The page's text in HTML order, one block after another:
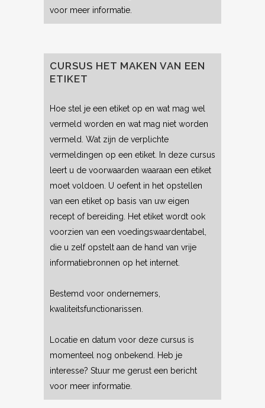
voor meer informatie.
CURSUS HET MAKEN VAN EEN
ETIKET
Hoe stel je een etiket op en wat mag wel
vermeld worden en wat mag niet worden
vermeld. Wat zijn de verplichte
vermeldingen op een etiket. In deze cursus
leert u de voorwaarden waaraan een etiket
moet voldoen. U oefent in het opstellen
van een etiket op basis van uw eigen
recept of bereiding. Het etiket wordt ook
voorzien van een voedingswaardentabel,
die u zelf opstelt aan de hand van vrije
informatiebronnen op het internet.
Bestemd voor ondernemers,
kwaliteitsfunctionarissen.
Locatie en datum voor deze cursus is
momenteel nog onbekend. Heb je
interesse? Stuur me gerust een bericht
voor meer informatie.